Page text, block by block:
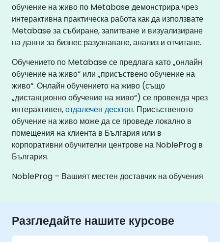
обучение на живо по Metabase демонстрира чрез
интерактивна практическа работа как да използвате
Metabase за събиране, запитване и визуализиране
на данни за бизнес разузнаване, анализ и отчитане.
Обучението по Metabase се предлага като „онлайн
обучение на живо“ или „присъствено обучение на
живо“. Онлайн обучението на живо (също
„дистанционно обучение на живо“) се провежда чрез
интерактивен,отдалечен десктоп. Присъственото
обучение на живо може да се проведе локално в
помещения на клиента в България или в
корпоративни обучителни центрове на NobleProg в
България.
NobleProg – Вашият местен доставчик на обучения
Разгледайте нашите курсове